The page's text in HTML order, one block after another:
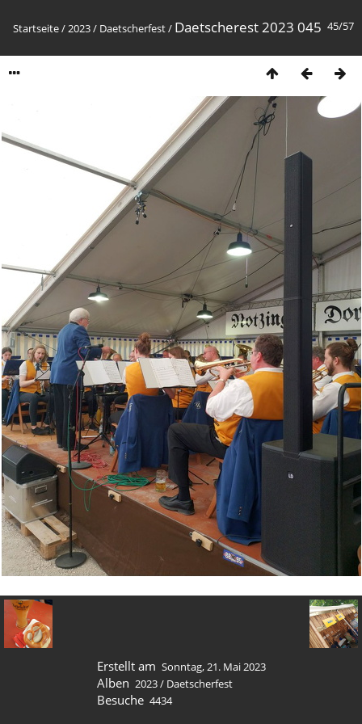
45/57
Startseite/2023/ Daetscherfest/ Daetscherest 2023 045
Erstellt am Sonntag, 21. Mai 2023
Alben 2023/ Daetscherfest
Besuche 4434